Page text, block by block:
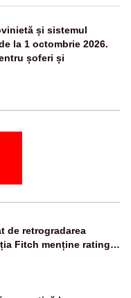
și sistemul
la 1 octombrie 2026.
șoferi și
de retrogradarea
Fitch menține ratingul
negativă